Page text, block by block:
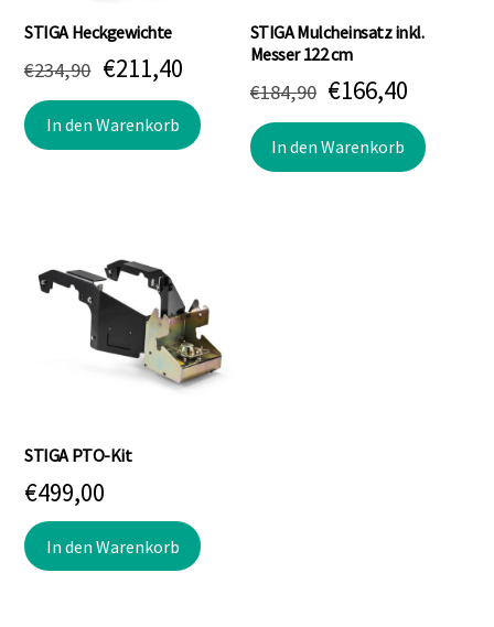
STIGA Heckgewichte
€234,90 Ursprünglicher
Preis
war:
€211,40Aktueller
Preis
ist:
€211,40.
In den Warenkorb
STIGA Mulcheinsatz inkl.
Messer 122 cm
€184,90 Ursprünglicher
Preis
war:
€166,40
Preis
ist:
In den Warenkorb
STIGA PTO-Kit
€499,00
In den Warenkorb